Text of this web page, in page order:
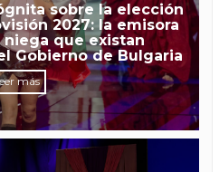
sobre la elección
2027: la emisora
niega que existan
Gobierno de Bulgaria
más